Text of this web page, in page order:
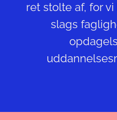
ret stolte af, for
slags